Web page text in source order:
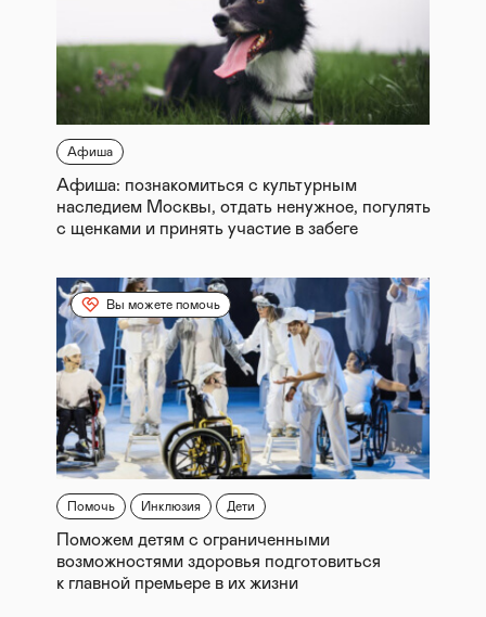
Афиша
Афиша: познакомиться с культурным
наследием Москвы, отдать ненужное, погулять
с щенками и принять участие в забеге
Вы можете помочь
Помочь Инклюзия Дети
Поможем детям с ограниченными
возможностями здоровья подготовиться
к главной премьере в их жизни